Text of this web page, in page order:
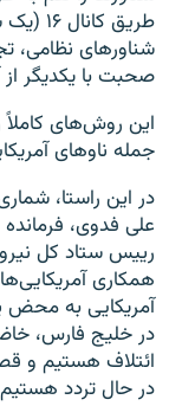
طریق
شناورهای نظامی،
صحبت با یکدیگر از
این روش‌های کاملاً
جمله ناو‌های
در این راستا،
علی فدوی،
رییس ستاد کل
همکاری
آمریکایی به
در خلیج فارس،
ائتلاف هستیم و
در حال تردد